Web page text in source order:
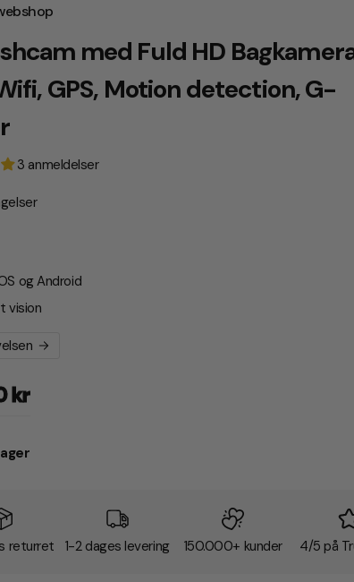
med Fuld HD
GPS, Motion detection, G-
3 anmeldelser
og Android
vision
kr
returret 1-2 dages levering 150.000+ kunder 4/5 på